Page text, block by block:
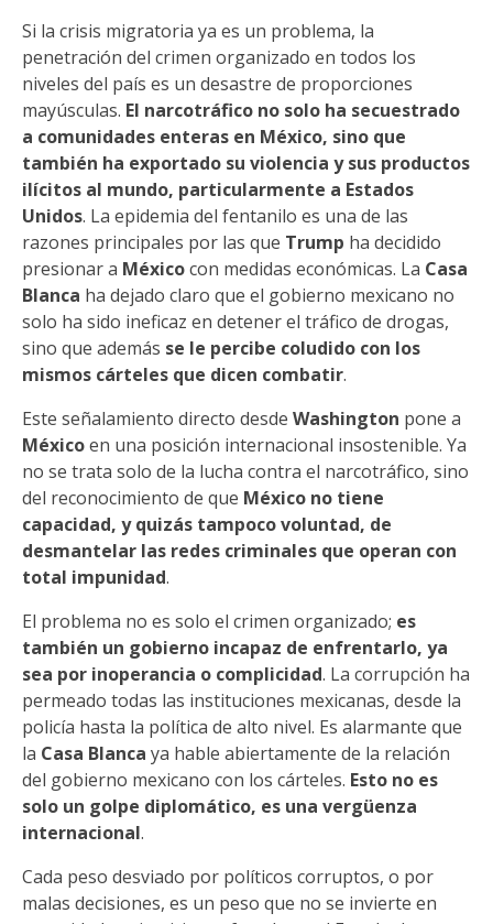
Si la crisis migratoria ya es un problema, la
penetración del crimen organizado en todos los
niveles del país es un desastre de proporciones
mayúsculas. El narcotráfico no solo ha secuestrado
a comunidades enteras en México, sino que
también ha exportado su violencia y sus productos
ilícitos al mundo, particularmente a Estados
Unidos. La epidemia del fentanilo es una de las
razones principales por las que Trump ha decidido
presionar a Méxicocon medidas económicas. La Casa
Blanca ha dejado claro que el gobierno mexicano no
solo ha sido ineficaz en detener el tráfico de drogas,
sino que además se le percibe coludido con los
mismos cárteles que dicen combatir.
Este señalamiento directo desde Washington pone a
Méxicoen una posición internacional insostenible. Ya
no se trata solo de la lucha contra el narcotráfico, sino
del reconocimiento de que México no tiene
capacidad, y quizás tampoco voluntad, de
desmantelar las redes criminales que operan con
total impunidad.
El problema no es solo el crimen organizado; es
también un gobierno incapaz de enfrentarlo, ya
sea por inoperancia o complicidad. La corrupción ha
permeado todas las instituciones mexicanas, desde la
policía hasta la política de alto nivel. Es alarmante que
la Casa Blanca ya hable abiertamente de la relación
del gobierno mexicano con los cárteles. Esto no es
solo un golpe diplomático, es una vergüenza
internacional.
Cada peso desviado por políticos corruptos, o por
malas decisiones, es un peso que no se invierte en